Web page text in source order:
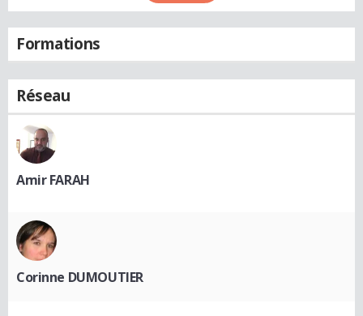
Formations
Réseau
Amir FARAH
Corinne DUMOUTIER